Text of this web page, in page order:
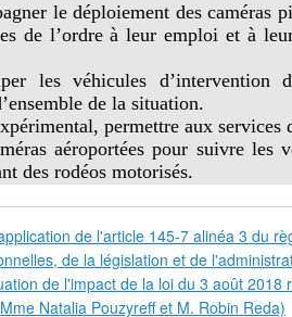
le déploiement des caméras
de l’ordre à leur emploi et à
les véhicules d’intervention
de la situation.
permettre aux services
aéroportées pour suivre les
des rodéos motorisés.